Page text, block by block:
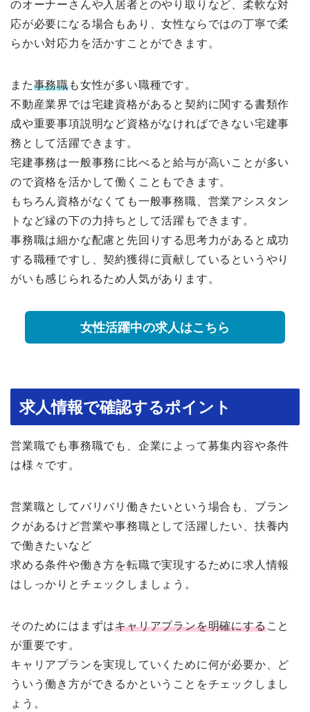
のオーナーさんや入居者とのやり取りなど、柔軟な対
応が必要になる場合もあり、女性ならではの丁寧で柔
らかい対応力を活かすことができます。
また事務職も女性が多い職種です。
不動産業界では宅建資格があると契約に関する書類作
成や重要事項説明など資格がなければできない宅建事
務として活躍できます。
宅建事務は一般事務に比べると給与が高いことが多い
ので資格を活かして働くこともできます。
もちろん資格がなくても一般事務職、営業アシスタン
トなど縁の下の力持ちとして活躍もできます。
事務職は細かな配慮と先回りする思考力があると成功
する職種ですし、契約獲得に貢献しているというやり
がいも感じられるため人気があります。
女性活躍中の求人はこちら
求人情報で確認するポイント
営業職でも事務職でも、企業によって募集内容や条件
は様々です。
営業職としてバリバリ働きたいという場合も、ブラン
クがあるけど営業や事務職として活躍したい、扶養内
で働きたいなど
求める条件や働き方を転職で実現するために求人情報
はしっかりとチェックしましょう。
そのためにはまずはキャリアプランを明確にすること
が重要です。
キャリアプランを実現していくために何が必要か、ど
ういう働き方ができるかということをチェックしまし
ょう。